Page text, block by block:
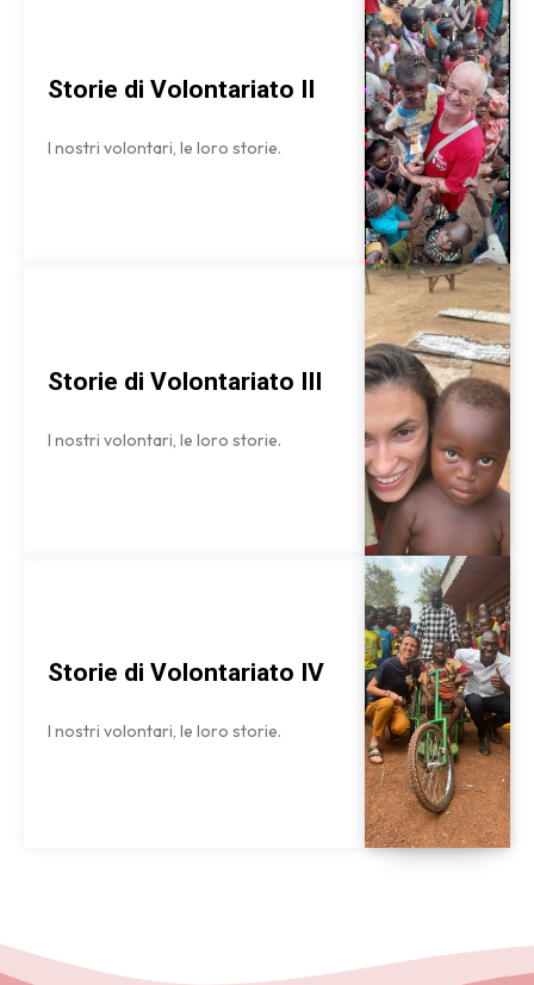
Storie di Volontariato II
I nostri volontari, le loro storie.
Storie di Volontariato III
I nostri volontari, le loro storie.
Storie di Volontariato IV
I nostri volontari, le loro storie.